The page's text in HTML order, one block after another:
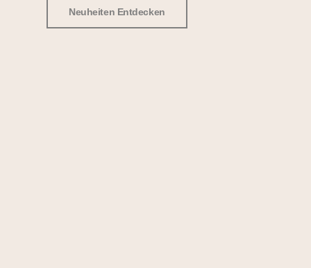
Neuheiten Entdecken